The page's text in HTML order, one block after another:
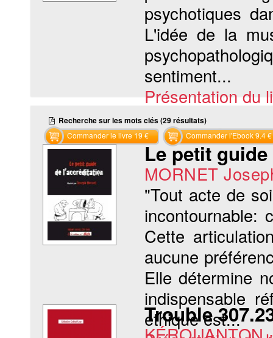
psychotiques
L'idée de la
sentiment...
Présentation du
Commander le livre 19 € Commander l'Ebook 9.4 €
Recherche sur les mots clés (29 résultats)
Le petit
MORNET
"Tout acte de
Cette
aucune
Elle détermine
indispensable
éthique est...
Trouble